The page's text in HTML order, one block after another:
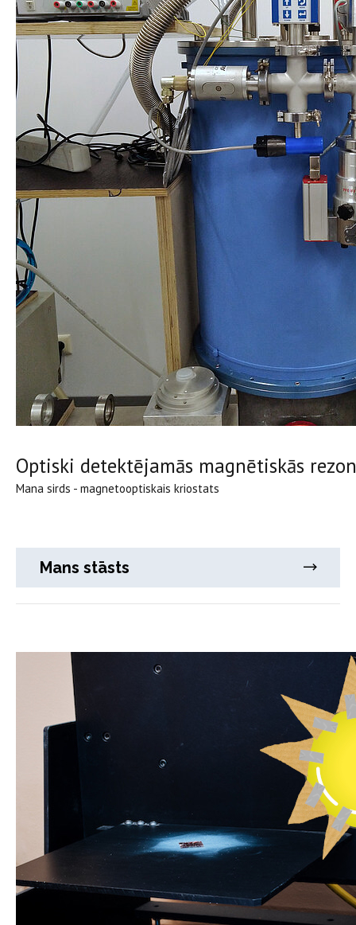
Optiski detektējamās magnētiskās
Mana sirds - magnetooptiskais kriostats
Mans stāsts